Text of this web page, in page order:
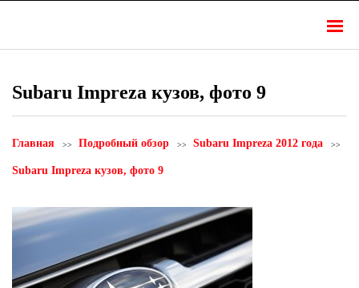
Subaru Impreza кузов, фото 9
Главная Подробный обзор Subaru Impreza 2012 года
Subaru Impreza кузов, фото 9